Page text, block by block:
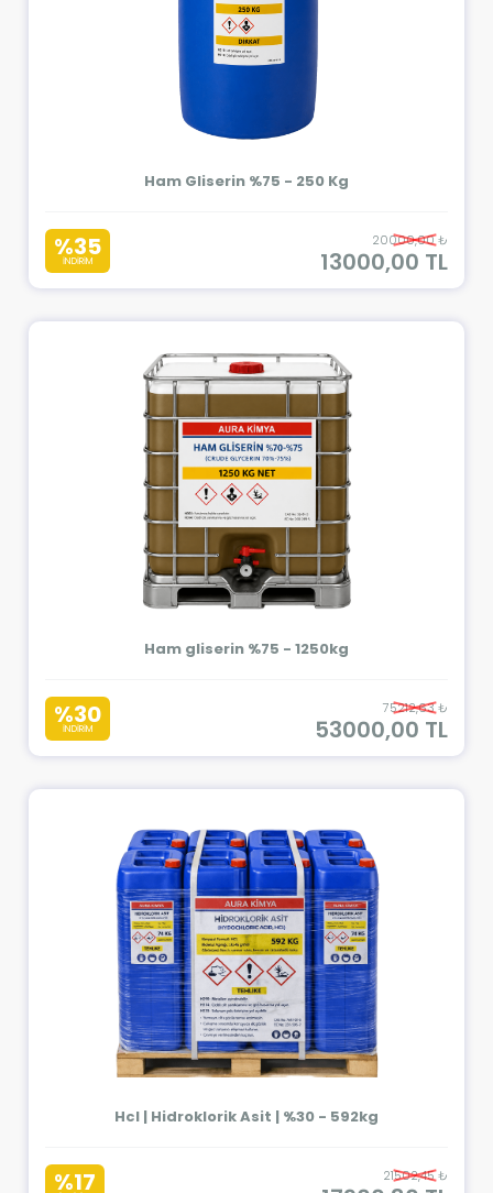
Ham Gliserin %75 - 250 Kg
%35
İNDİRİM
20000,00 ₺
13000,00 TL
Ham gliserin %75 - 1250kg
%30
İNDİRİM
75212,63 ₺
53000,00 TL
Hcl | Hidroklorik Asit | %30 - 592kg
%17 21502,45 ₺